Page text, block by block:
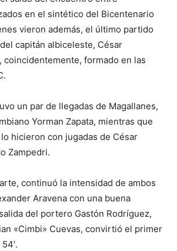
en el sintético del Bicentenario
vieron además, el último partido
capitán albiceleste, César
coincidentemente, formado en las
un par de llegadas de Magallanes,
Yorman Zapata, mientras que
hicieron con jugadas de César
Zampedri.
continuó la intensidad de ambos
Aravena con una buena
del portero Gastón Rodríguez,
«Cimbi» Cuevas, convirtió el primer